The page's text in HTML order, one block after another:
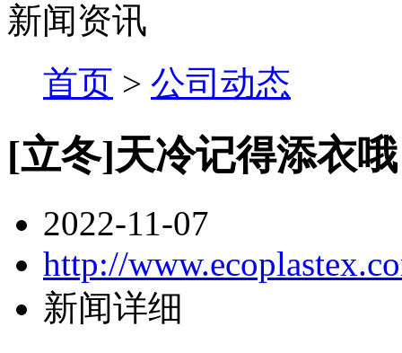
新闻资讯
首页 > 公司动态
[立冬]天冷记得添衣
2022-11-07
http://
新闻详细